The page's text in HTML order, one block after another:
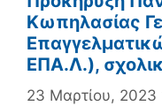
Κωπηλασίας
ΕΠΑ.Λ.),
23 Μαρτίου, 2023